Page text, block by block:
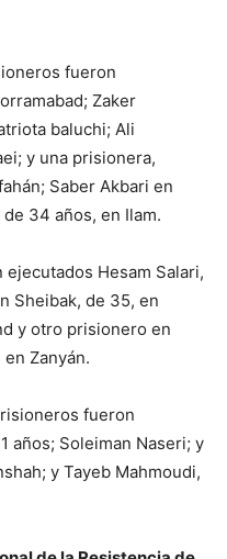
fueron
Zaker
baluchi; Ali
y una prisionera,
Saber Akbari en
34 años, en Ilam.
Hesam Salari,
Sheibak, de 35, en
y otro prisionero en
Zanyán.
fueron
años; Soleiman Naseri; y
y Tayeb Mahmoudi,